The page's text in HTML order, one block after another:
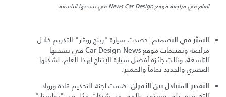
العام في مراجعة موقع News Car Design في نسختها التاسعة
التميّز في التصميم: حصدت سيارة "رينج روڤر" التكريم خلال
مراجعة وتقييمات موقع Car Design News في نسختها
التاسعة، ونالت جائزة أفضل سيارة الإنتاج لهذا العام، لشكلها
العصري والجديد تماماً والمميز.
التقدير المتبادل بين الأقران: ضمت لجنة التحكيم قادة ورواد